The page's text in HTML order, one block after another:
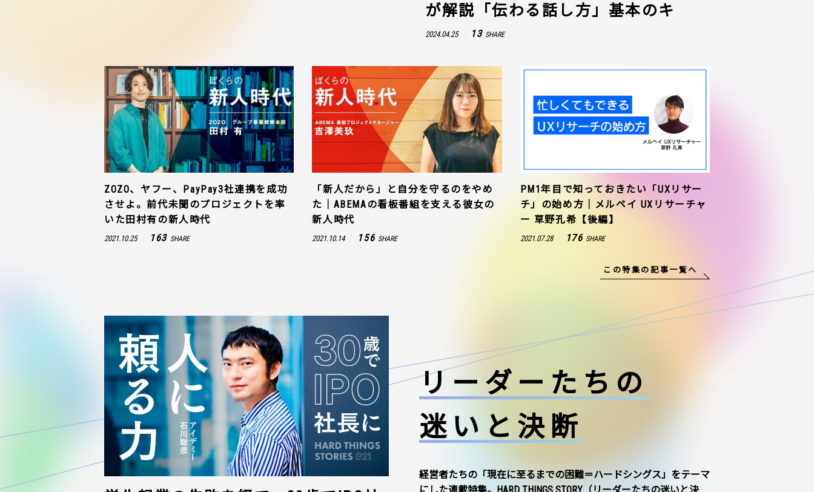
が解説「伝わる話し方」基本のキ
2024.04.25 13 SHARE
ZOZO、ヤフー、PayPay3社連携を成功
させよ。前代未聞のプロジェクトを率
いた田村有の新人時代
2021.10.25 163 SHARE
「新人だから」と自分を守るのをやめ
た｜ABEMAの看板番組を支える彼女の
新人時代
2021.10.14 156 SHARE
PM1年目で知っておきたい「UXリサー
チ」の始め方｜メルペイ UXリサーチャ
ー 草野孔希【後編】
2021.07.28 176 SHARE
この特集の記事一覧へ
リーダーたちの
迷いと決断
経営者たちの「現在に至るまでの困難＝ハードシングス」をテーマ